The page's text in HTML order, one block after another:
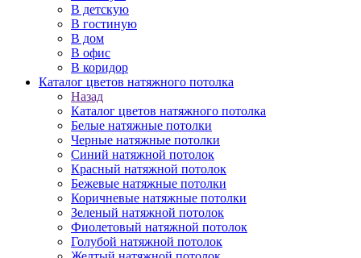
В детскую
В гостиную
В дом
В офис
В коридор
Каталог цветов натяжного потолка
Назад
Каталог цветов натяжного потолка
Белые натяжные потолки
Черные натяжные потолки
Синий натяжной потолок
Красный натяжной потолок
Бежевые натяжные потолки
Коричневые натяжные потолки
Зеленый натяжной потолок
Фиолетовый натяжной потолок
Голубой натяжной потолок